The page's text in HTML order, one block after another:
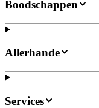
Boodschappen
Allerhande
Services